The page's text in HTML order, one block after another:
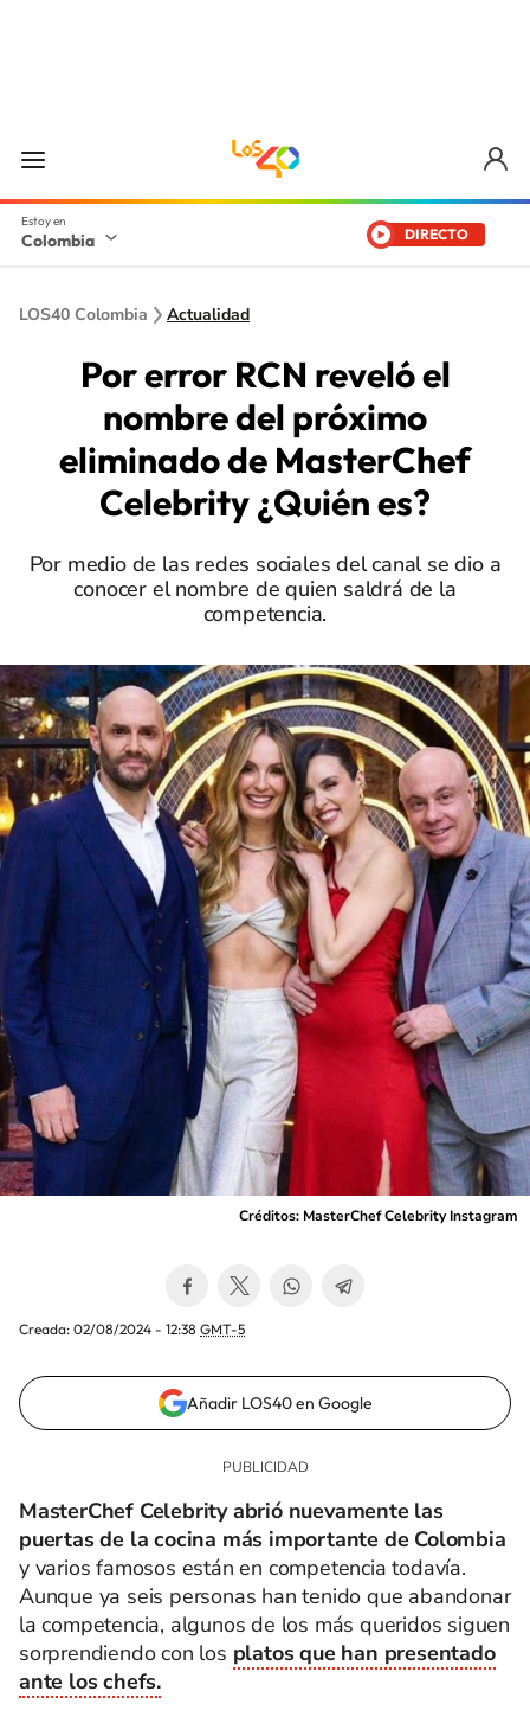
Colombia DIRECTO
LOS40 Colombia Actualidad
Por error RCN reveló el
nombre del próximo
eliminado de MasterChef
Celebrity ¿Quién es?
Por medio de las redes sociales del canal se dio a
conocer el nombre de quien saldrá de la
competencia.
Créditos: MasterChef Celebrity Instagram
Creada: 02/08/2024 - 12:38 GMT-5
Añadir LOS40 en Google
MasterChef Celebrity abrió nuevamente las
puertas de la cocina más importante de Colombia
y varios famosos están en competencia todavía.
Aunque ya seis personas han tenido que abandonar
la competencia, algunos de los más queridos siguen
sorprendiendo con los platos que han presentado
ante los chefs.